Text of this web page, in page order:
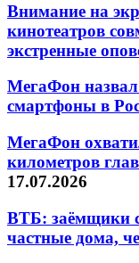
Внимание на
кинотеатров
экстренные
МегаФон
смартфоны в
МегаФон
километров
17.07.2026
ВТБ: заёмщики
частные дома,